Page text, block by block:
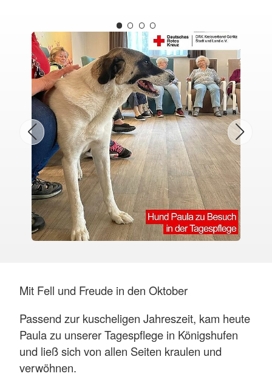
Mit Fell und Freude in den Oktober
Passend zur kuscheligen Jahreszeit, kam heute
Paula zu unserer Tagespflege in Königshufen
und ließ sich von allen Seiten kraulen und
verwöhnen.